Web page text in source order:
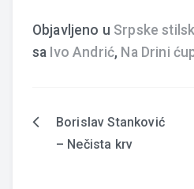
Objavljeno u Srpske
sa Ivo Andrić, Na Drini
Navigacija
Borislav Stanković
– Nečista krv